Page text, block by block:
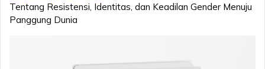
Tentang Resistensi, Identitas, dan Keadilan Gender Menuju
Panggung Dunia